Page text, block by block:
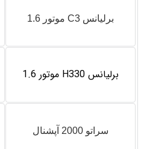
برلیانس C3 موتور 1.6
برلیانس H330 موتور 1.6
سراتو 2000 آپشنال